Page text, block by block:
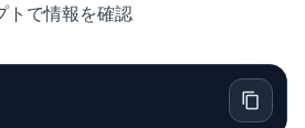
トで情報を確認